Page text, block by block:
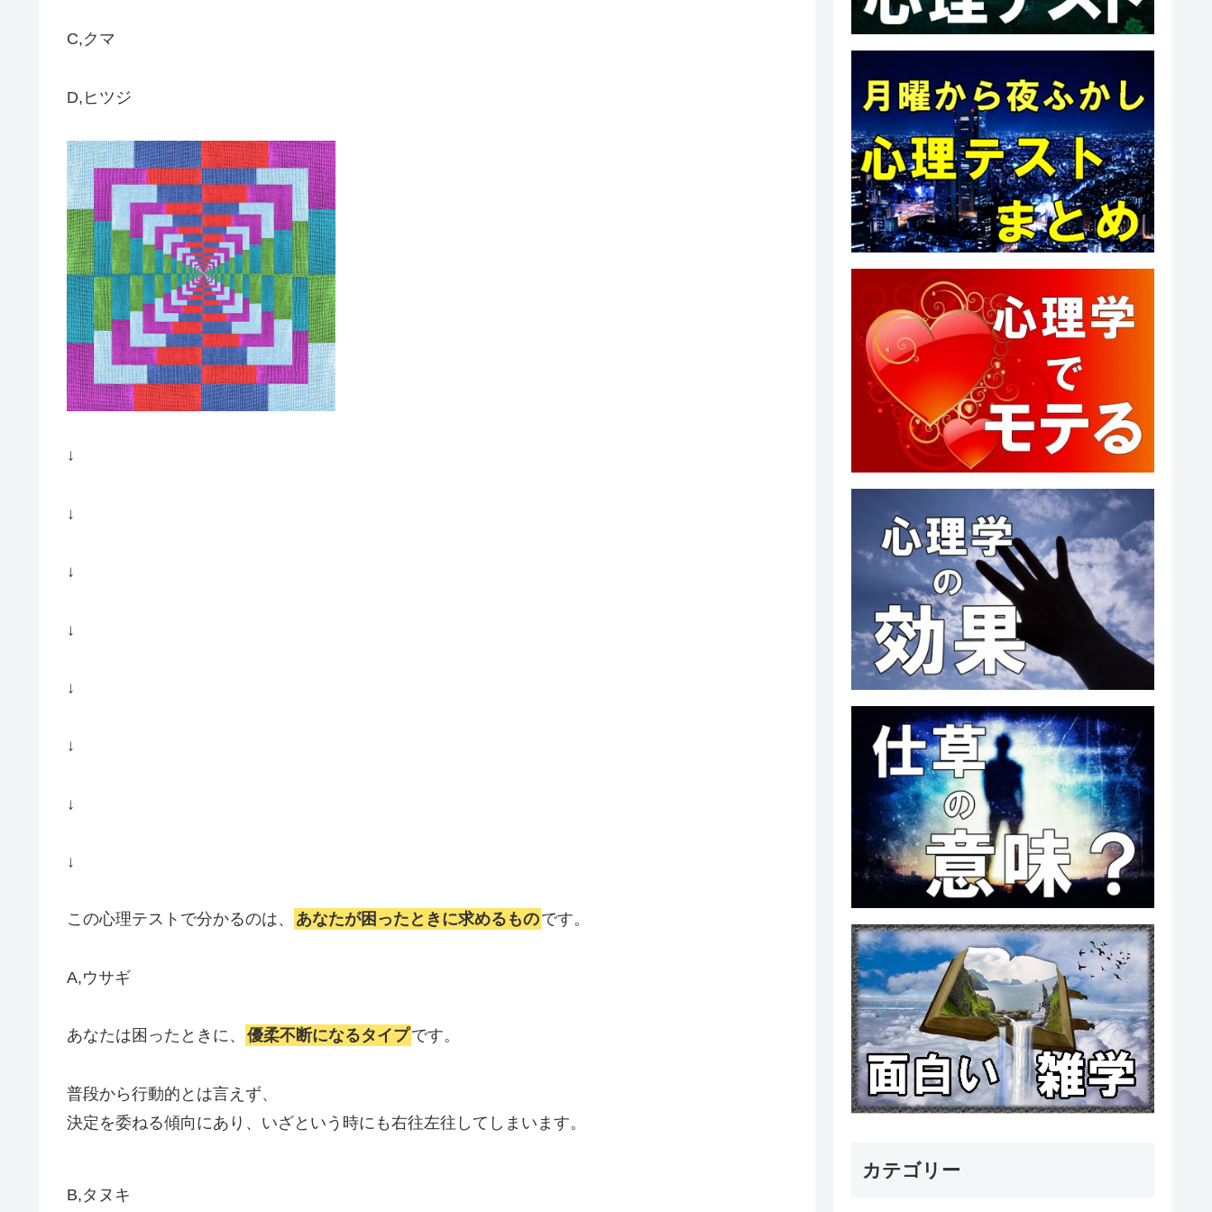
C,クマ
D,ヒツジ
↓
↓
↓
↓
↓
↓
↓
↓
この心理テストで分かるのは、 あなたが困ったときに求めるものです。
A,ウサギ
あなたは困ったときに、 優柔不断になるタイプです。
普段から行動的とは言えず、
決定を委ねる傾向にあり、いざという時にも右往左往してしまいます。
B,タヌキ
カテゴリー